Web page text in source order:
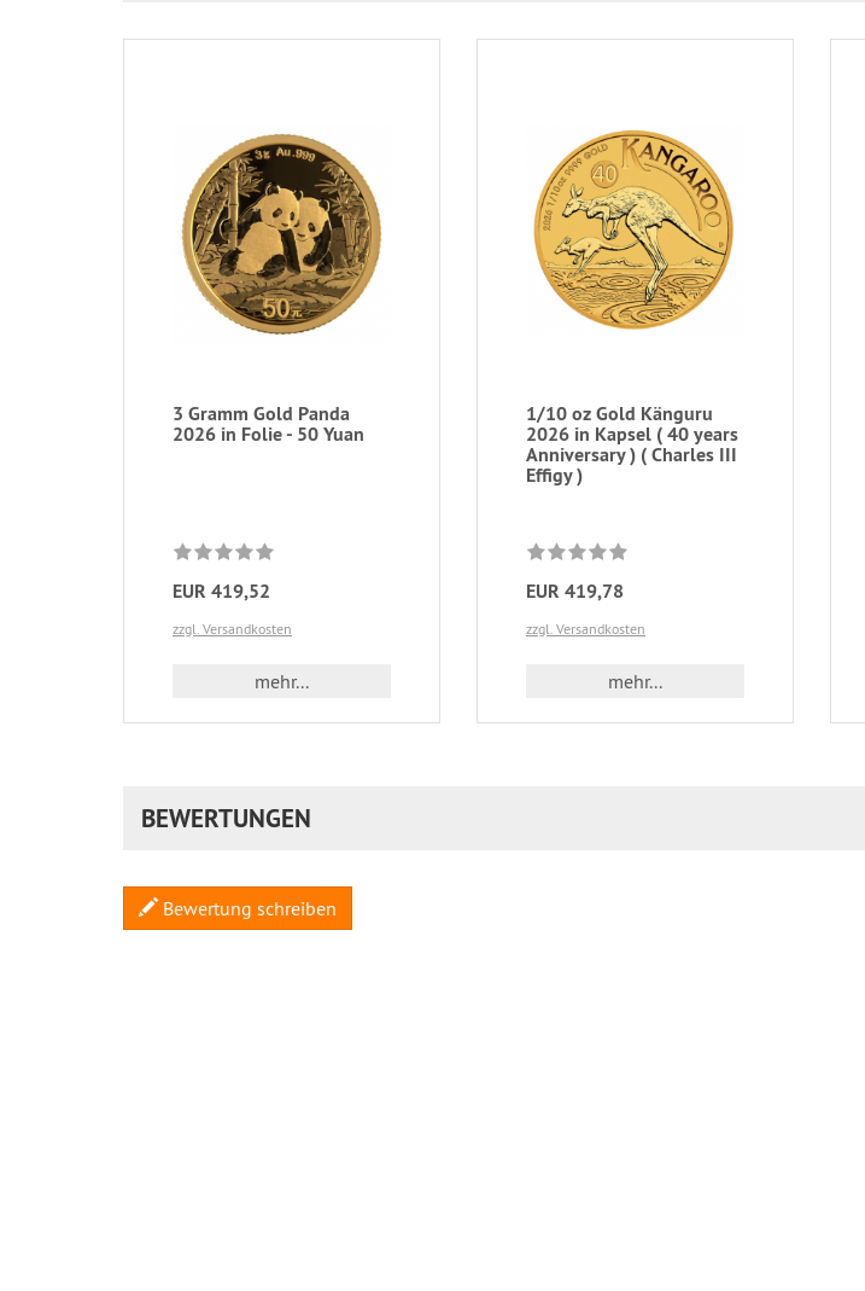
3 Gramm Gold Panda
2026 in Folie - 50 Yuan
EUR 419,52
zzgl. Versandkosten
mehr...
1/10 oz Gold Känguru
2026 in Kapsel ( 40 years
Anniversary ) ( Charles III
Effigy )
EUR 419,78
zzgl. Versandkosten
mehr...
BEWERTUNGEN
Bewertung schreiben